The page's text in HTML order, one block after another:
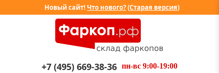
Новый сайт! Что нового?(Старая версия)
+7 (495) 669-38-36 пн-вс 9:00-19:00